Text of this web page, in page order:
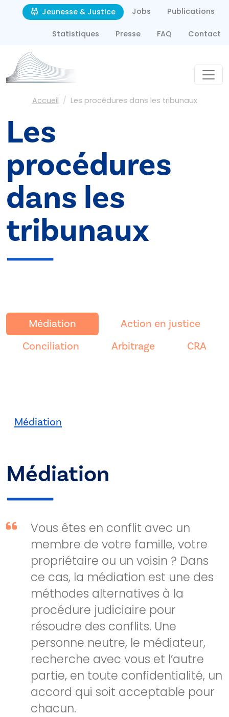
Aller au contenu principal
Second navigation
Jeunesse & Justice Jobs Publications
Statistiques Presse FAQ Contact
Fil d'Ariane
Accueil Les procédures dans les tribunaux
Les
procédures
dans les
tribunaux
Médiation
Action en justice
Conciliation
Arbitrage CRA
Médiation
Médiation
Vous êtes en conflit avec un
membre de votre famille, votre
propriétaire ou un voisin ? Dans
ce cas, la médiation est une des
méthodes alternatives à la
procédure judiciaire pour
résoudre des conflits. Une
personne neutre, le médiateur,
recherche avec vous et l’autre
partie, en toute confidentialité, un
accord qui soit acceptable pour
chacun.